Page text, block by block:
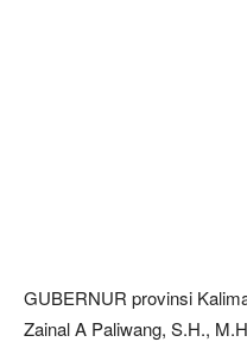
GUBERNUR provinsi
Zainal A Paliwang, S.H.,